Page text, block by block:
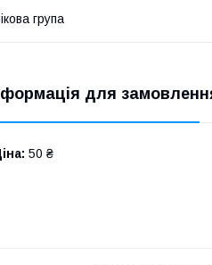
група
для
50 ₴